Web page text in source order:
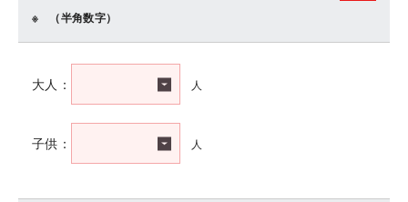
（半角数字）
大人： 人
子供： 人